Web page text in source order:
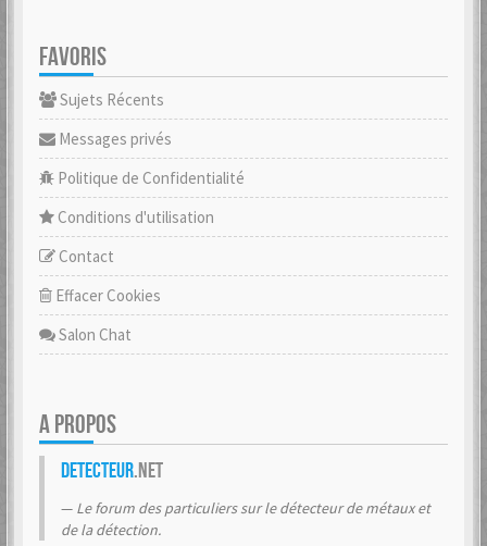
FAVORIS
Sujets Récents
Messages privés
Politique de Confidentialité
Conditions d'utilisation
Contact
Effacer Cookies
Salon Chat
A PROPOS
Detecteur.net
Le forum des particuliers sur le détecteur de métaux et
de la détection.